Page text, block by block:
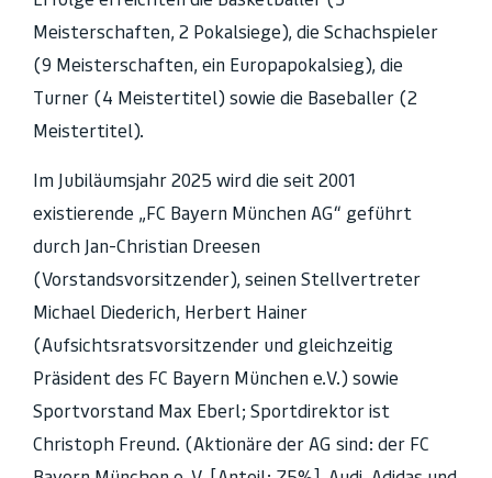
Meisterschaften, 2 Pokalsiege), die Schachspieler
(9 Meisterschaften, ein Europapokalsieg), die
Turner (4 Meistertitel) sowie die Baseballer (2
Meistertitel).
Im Jubiläumsjahr 2025 wird die seit 2001
existierende „FC Bayern München AG“ geführt
durch Jan-Christian Dreesen
(Vorstandsvorsitzender), seinen Stellvertreter
Michael Diederich, Herbert Hainer
(Aufsichtsratsvorsitzender und gleichzeitig
Präsident des FC Bayern München e.V.) sowie
Sportvorstand Max Eberl; Sportdirektor ist
Christoph Freund. (Aktionäre der AG sind: der FC